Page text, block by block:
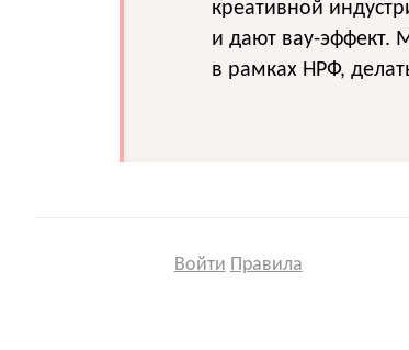
креативной
и дают вау-эффект.
в рамках НРФ,
Войти Правила